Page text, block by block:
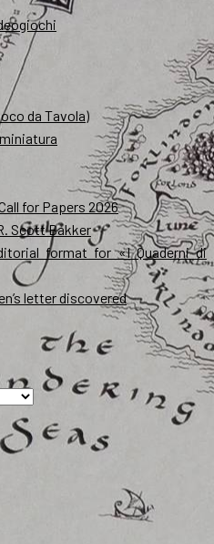
da Tavola)
for Papers 2026
Scott Bakker
format for «I Quaderni di
letter discovered